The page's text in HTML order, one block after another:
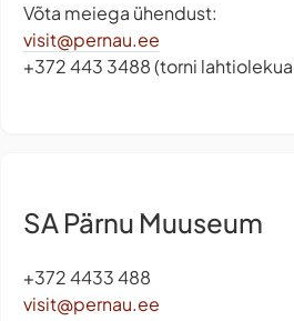
Võta meiega ühendust:
visit@pernau.ee
+372 443 3488 (torni
SA Pärnu Muuseum
+372 4433 488
visit@pernau.ee